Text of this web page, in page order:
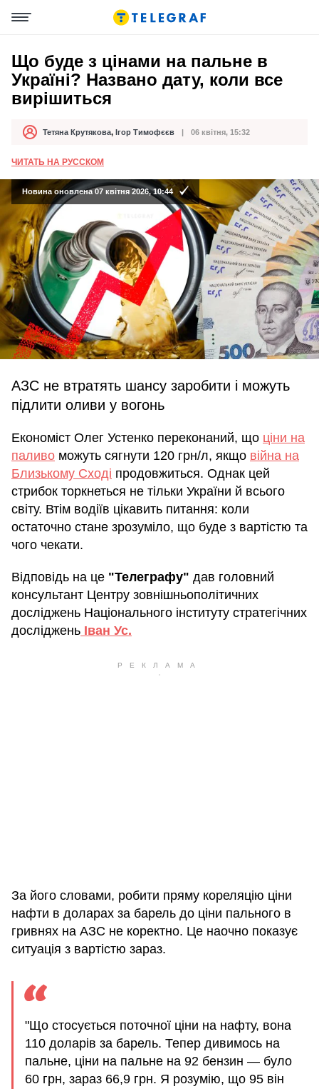
Що буде з цінами на пальне в
Україні? Названо дату, коли все
вирішиться
АвторТетяна Крутякова, Ігор Тимофєєв
Дата публікації 06 квітня, 15:32
ЧИТАТЬ НА РУССКОМ
Новина оновлена 07 квітня 2026, 10:44
АЗС не втратять шансу заробити і можуть
підлити оливи у вогонь
Економіст Олег Устенко переконаний, що ціни на
паливо можуть сягнути 120 грн/л, якщо війна на
Близькому Сході продовжиться. Однак цей
стрибок торкнеться не тільки України й всього
світу. Втім водіїв цікавить питання: коли
остаточно стане зрозуміло, що буде з вартістю та
чого чекати.
Відповідь на це "Телеграфу" дав головний
консультант Центру зовнішньополітичних
досліджень Національного інституту стратегічних
досліджень Іван Ус.
За його словами, робити пряму кореляцію ціни
нафти в доларах за барель до ціни пального в
гривнях на АЗС не коректно. Це наочно показує
ситуація з вартістю зараз.
"Що стосується поточної ціни на нафту, вона
110 доларів за барель. Тепер дивимось на
пальне, ціни на пальне на 92 бензин — було
60 грн, зараз 66,9 грн. Я розумію, що 95 він